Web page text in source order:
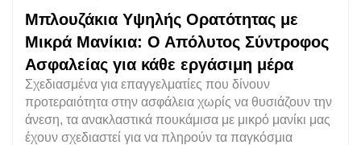
Μπλουζάκια Υψηλής Ορατότητας με
Μικρά Μανίκια: Ο Απόλυτος Σύντροφος
Ασφαλείας για κάθε εργάσιμη μέρα
Σχεδιασμένα για επαγγελματίες που δίνουν
προτεραιότητα στην ασφάλεια χωρίς να θυσιάζουν την
άνεση, τα ανακλαστικά πουκάμισα με μικρό μανίκι μας
έχουν σχεδιαστεί για να πληρούν τα παγκόσμια